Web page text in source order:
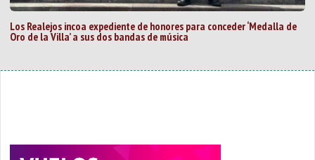
Los Realejos incoa expediente de honores para conceder ‘Medalla de
Oro de la Villa’ a sus dos bandas de música